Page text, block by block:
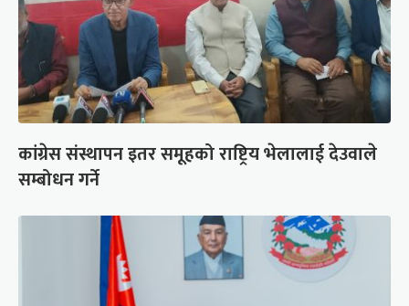
कांग्रेस संस्थापन इतर समूहको राष्ट्रिय भेलालाई देउवाले
सम्बोधन गर्ने